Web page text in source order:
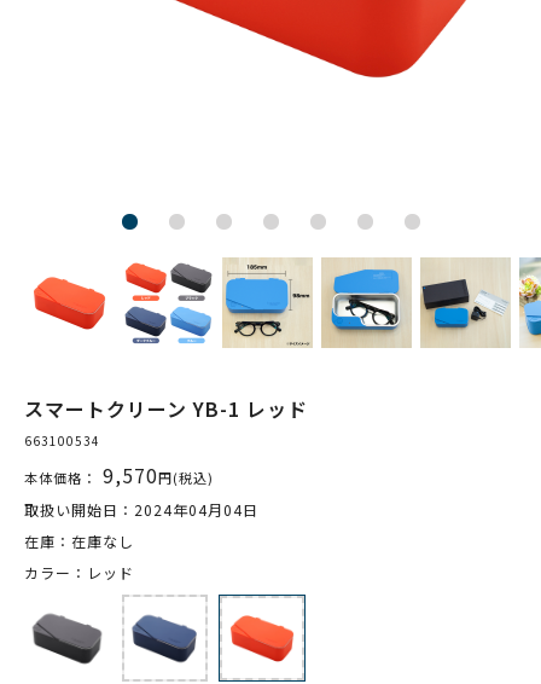
スマートクリーン YB-1 レッド
663100534
本体価格： 9,570円(税込)
取扱い開始日：2024年04月04日
在庫：在庫なし
カラー：レッド